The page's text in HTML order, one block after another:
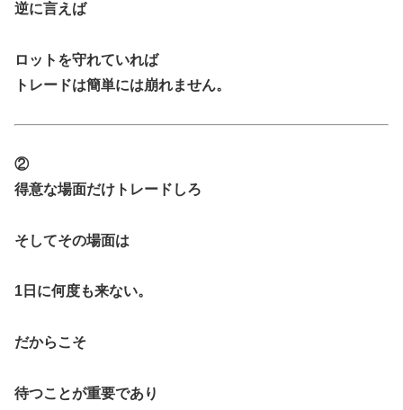
逆に言えば
ロットを守れていれば
トレードは簡単には崩れません。
②
得意な場面だけトレードしろ
そしてその場面は
1日に何度も来ない。
だからこそ
待つことが重要であり